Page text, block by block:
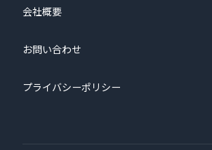
会社概要
お問い合わせ
プライバシーポリシー